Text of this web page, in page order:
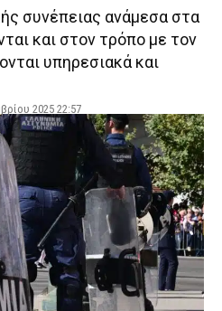
συνέπειας ανάμεσα στα
και στον τρόπο με τον
υπηρεσιακά και
2025 22:57